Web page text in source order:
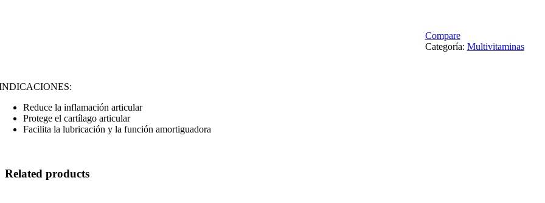
Compare
Categoría: Multivitaminas
Reduce la inflamación articular
Protege el cartílago articular
Facilita la lubricación y la función amortiguadora
Related products